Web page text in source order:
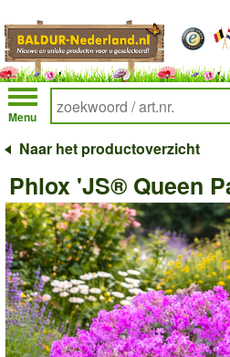
Menu
Naar het productoverzicht
Phlox 'JS® Queen